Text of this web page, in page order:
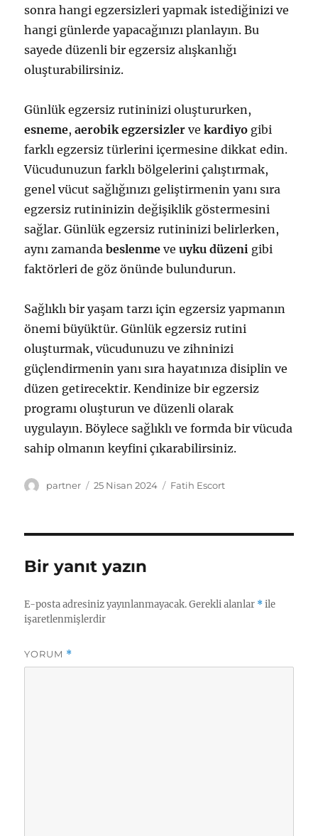
sonra hangi egzersizleri yapmak istediğinizi ve
hangi günlerde yapacağınızı planlayın. Bu
sayede düzenli bir egzersiz alışkanlığı
oluşturabilirsiniz.
Günlük egzersiz rutininizi oluştururken,
esneme,aerobik egzersizler vekardiyo gibi
farklı egzersiz türlerini içermesine dikkat edin.
Vücudunuzun farklı bölgelerini çalıştırmak,
genel vücut sağlığınızı geliştirmenin yanı sıra
egzersiz rutininizin değişiklik göstermesini
sağlar. Günlük egzersiz rutininizi belirlerken,
aynı zamandabeslenme veuyku düzeni gibi
faktörleri de göz önünde bulundurun.
Sağlıklı bir yaşam tarzı için egzersiz yapmanın
önemi büyüktür. Günlük egzersiz rutini
oluşturmak, vücudunuzu ve zihninizi
güçlendirmenin yanı sıra hayatınıza disiplin ve
düzen getirecektir. Kendinize bir egzersiz
programı oluşturun ve düzenli olarak
uygulayın. Böylece sağlıklı ve formda bir vücuda
sahip olmanın keyfini çıkarabilirsiniz.
Yazar
partner
Yayın
25 Nisan 2024 Kategoriler
Fatih Escort
Bir yanıt yazın
E-posta adresiniz yayınlanmayacak. Gerekli alanlar *ile
işaretlenmişlerdir
YORUM *